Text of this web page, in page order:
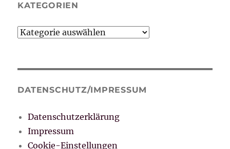
KATEGORIEN
Kategorien
DATENSCHUTZ/IMPRESSUM
Datenschutzerklärung
Impressum
Cookie-Einstellungen